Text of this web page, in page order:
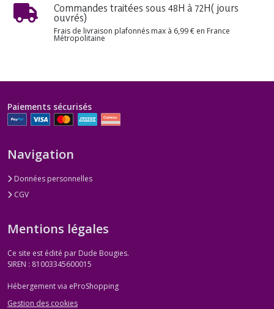
Commandes traitées sous 48H à 72H( jours
ouvrés)
Frais de livraison plafonnés max à 6,99 € en France
Métropolitaine
Paiements sécurisés
Navigation
Données personnelles
CGV
Mentions légales
Ce site est édité par Dude Bougies.
SIREN : 81003345600015
Hébergement via eProShopping
Gestion des cookies